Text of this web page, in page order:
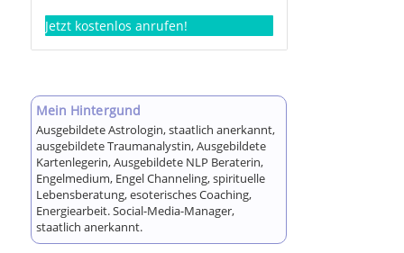
Jetzt kostenlos anrufen!
Mein Hintergund
Ausgebildete Astrologin, staatlich anerkannt,
ausgebildete Traumanalystin, Ausgebildete
Kartenlegerin, Ausgebildete NLP Beraterin,
Engelmedium, Engel Channeling, spirituelle
Lebensberatung, esoterisches Coaching,
Energiearbeit. Social-Media-Manager,
staatlich anerkannt.